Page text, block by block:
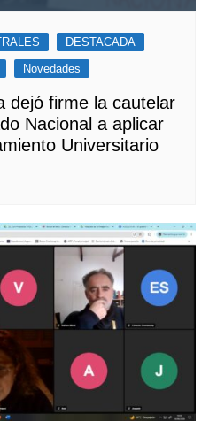
DESTACADA
Novedades
dejó firme la cautelar
Nacional a aplicar
Universitario